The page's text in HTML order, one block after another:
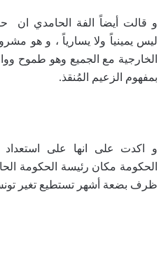
و قالت أيضاً الفة الحامدي ان
ليس يمينياً ولا يسارياً ، و هو
الخارجية مع الجميع وهو طموح
بمفهوم الزعيم المُنقذ.
و اكدت على انها على
الحكومة مكان رئيسة الحكومة
ظرف بضعة أشهر تستطيع تغير